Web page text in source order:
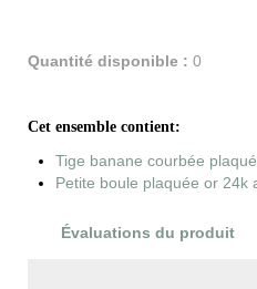
Quantité disponible : 0
Cet ensemble contient:
Tige banane courbée
Petite boule plaquée or 24k
Évaluations du produit